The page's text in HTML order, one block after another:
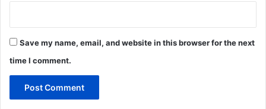
Save my name, email, and website in this browser for the next
time I comment.